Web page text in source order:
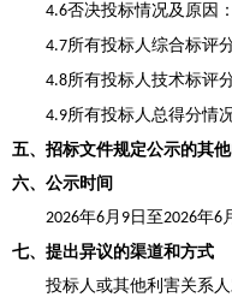
4.6否决投标情况及原因
4.7所有投标人综合标评
4.8所有投标人技术标评
4.9所有投标人总得分情
五、招标文件规定公示的其
六、公示时间
2026年6月 9 日至2026年6
七、提出异议的渠道和方式
投标人或其他利害关系